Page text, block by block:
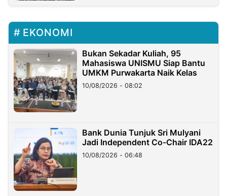
EKONOMI
Bukan Sekadar Kuliah, 95
Mahasiswa UNISMU Siap Bantu
UMKM Purwakarta Naik Kelas
10/08/2026 - 08:02
Bank Dunia Tunjuk Sri Mulyani
Jadi Independent Co-Chair IDA22
10/08/2026 - 06:48